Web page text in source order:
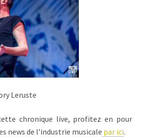
Leruste
chronique live, profitez en pour
news de l’industrie musicale par ici.